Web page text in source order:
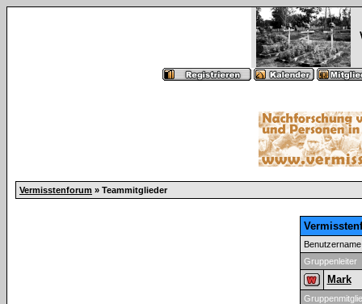
Vermisstenforum » Teammitglieder
Benutzername
Gruppenleiter
Mark